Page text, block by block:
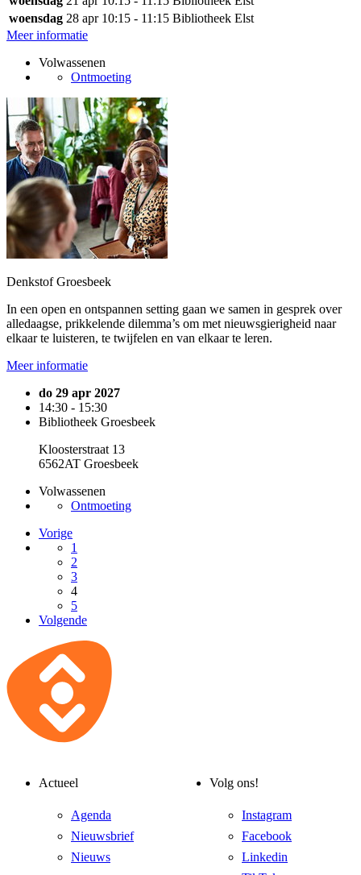
woensdag 28 apr 10:15 - 11:15 Bibliotheek Elst
Meer informatie
Volwassenen
Ontmoeting
Denkstof Groesbeek
In een open en ontspannen setting gaan we samen in gesprek over
alledaagse, prikkelende dilemma’s om met nieuwsgierigheid naar
elkaar te luisteren, te twijfelen en van elkaar te leren.
Meer informatie
do 29 apr 2027
14:30 - 15:30
Bibliotheek Groesbeek
Kloosterstraat 13
6562AT Groesbeek
Volwassenen
Ontmoeting
Vorige
1
2
3
4
5
Volgende
Actueel
Agenda
Nieuwsbrief
Nieuws
Volg ons!
Instagram
Facebook
Linkedin